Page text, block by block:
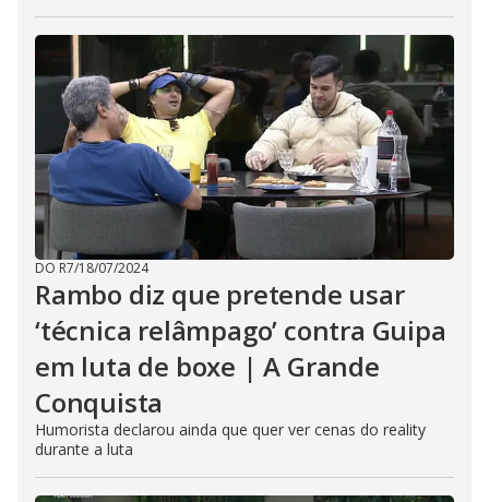
DO R7/18/07/2024
Rambo diz que pretende usar
‘técnica relâmpago’ contra Guipa
em luta de boxe | A Grande
Conquista
Humorista declarou ainda que quer ver cenas do reality
durante a luta